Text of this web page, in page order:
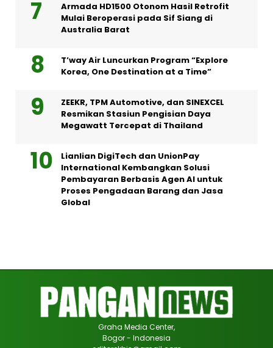
Armada HD1500 Otonom Hasil Retrofit
Mulai Beroperasi pada Sif Siang di
Australia Barat
T’way Air Luncurkan Program “Explore
Korea, One Destination at a Time”
ZEEKR, TPM Automotive, dan SINEXCEL
Resmikan Stasiun Pengisian Daya
Megawatt Tercepat di Thailand
Lianlian DigiTech dan UnionPay
International Kembangkan Solusi
Pembayaran Berbasis Agen AI untuk
Proses Pengadaan Barang dan Jasa
Global
Graha Media Center,
Bogor - Indonesia